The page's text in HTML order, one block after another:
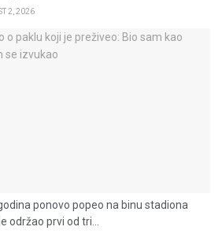
2, 2026
ponovo popeo na binu stadiona
održao prvi od tri...